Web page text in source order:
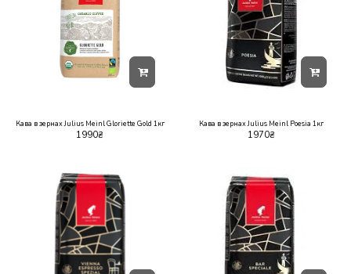
Кава в зернах Julius Meinl Gloriette Gold 1кг
1990₴
Кава в зернах Julius Meinl Poesia 1кг
1970₴